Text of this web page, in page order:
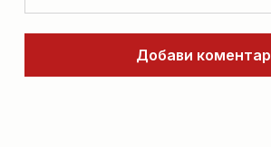
Добави коментар